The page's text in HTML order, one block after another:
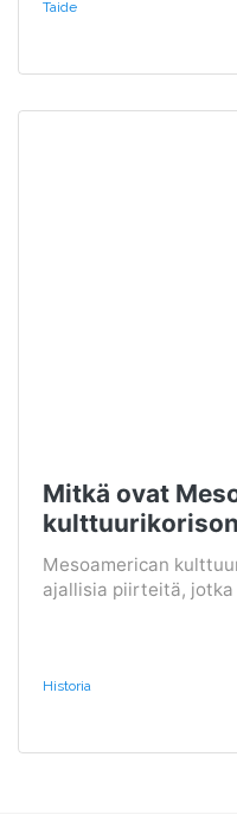
Taide
Mitkä ovat
Mesoamerican
ajallisia piirteitä,
Historia